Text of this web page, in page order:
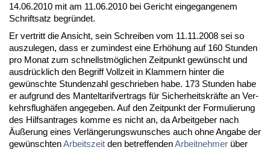
14.06.2010 mit am 11.06.2010 bei Ge­richt ein­ge­gan­ge­nem
Schrift­satz be­gründet.
Er ver­tritt die An­sicht, sein Schrei­ben vom 11.11.2008 sei so
aus­zu­le­gen, dass er zu­min­dest ei­ne Erhöhung auf 160 St­un­den
pro Mo­nat zum schnellstmögli­chen Zeit­punkt gewünscht und
aus­drück­lich den Be­griff Voll­zeit in Klam­mern hin­ter die
gewünsch­te St­un­den­zahl ge­schrie­ben ha­be. 173 St­un­den ha­be
er auf­grund des Man­tel­ta­rif­ver­trags für Si­cher­heits­kräfte an Ver­
kehrs­flughäfen an­ge­ge­ben. Auf den Zeit­punkt der For­mu­lie­rung
des Hilfs­an­tra­ges kom­me es nicht an, da Ar­beit­ge­ber nach
Äußerung ei­nes Verlänge­rungs­wun­sches auch oh­ne An­ga­be der
gewünsch­tenAr­beits­zeit den be­tref­fen­denAr­beit­neh­mer über